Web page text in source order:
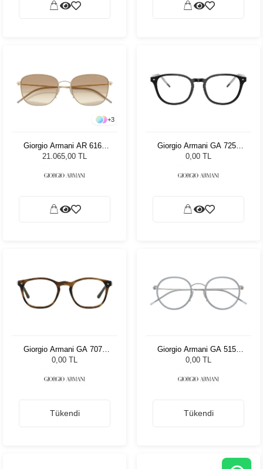
+3
Giorgio Armani AR 6168
300213 - 54 Unisex Güneş
21.065,00 TL
Giorgio Armani GA 7259
5875 50
0,00 TL
Giorgio Armani GA 7074
5405 50
0,00 TL
Tükendi
Giorgio Armani GA 5155
3003 49
0,00 TL
Tükendi